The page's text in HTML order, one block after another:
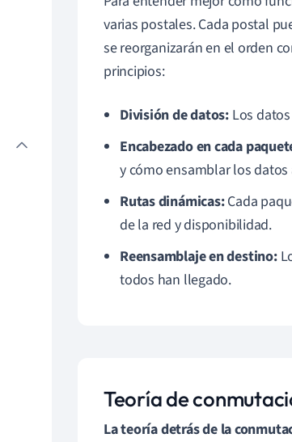
varias postales. Cada postal
se reorganizarán en el orden
principios:
División de datos: Los
Encabezado en cada
y cómo ensamblar los datos
Rutas dinámicas:Cada
de la red y disponibilidad.
Reensamblaje en destino:
todos han llegado.
Teoría de
La teoría detrás de la